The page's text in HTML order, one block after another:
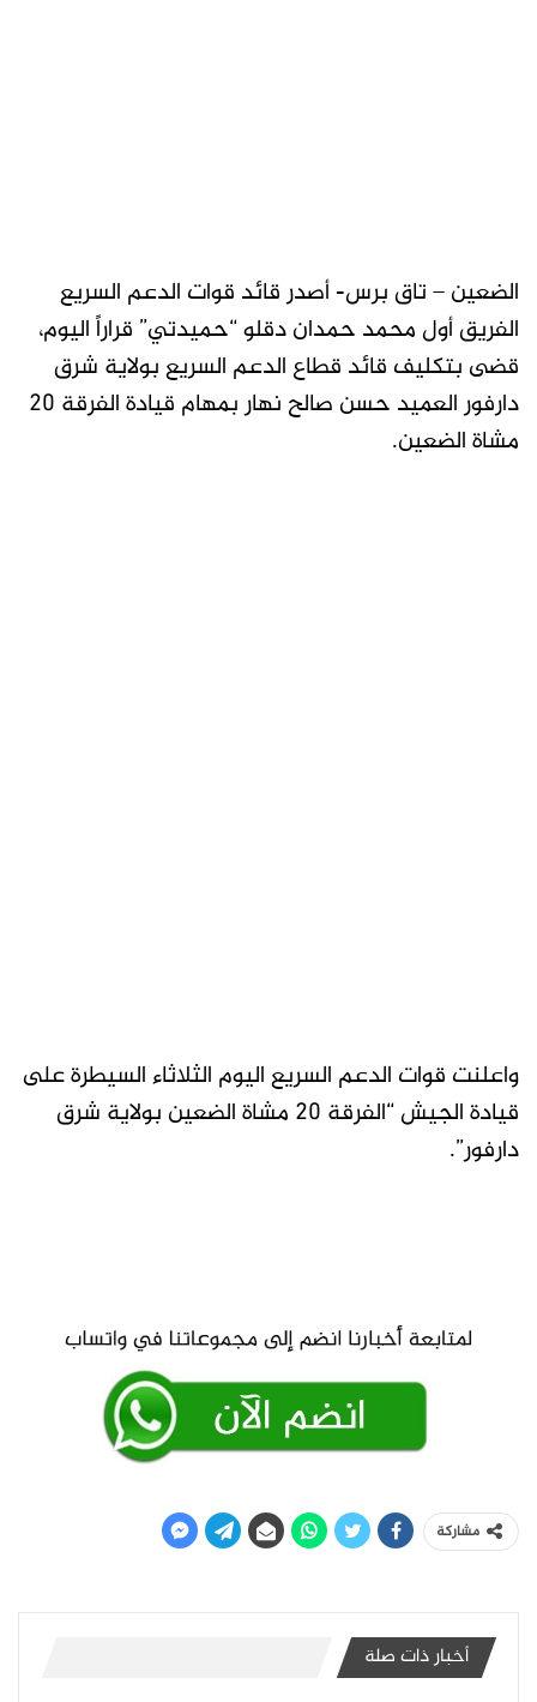
الضعين – تاق برس- أصدر قائد قوات الدعم السريع
الفريق أول محمد حمدان دقلو “حميدتي” قراراً اليوم،
قضى بتكليف قائد قطاع الدعم السريع بولاية شرق
دارفور العميد حسن صالح نهار بمهام قيادة الفرقة 20
مشاة الضعين.
واعلنت قوات الدعم السريع اليوم الثلاثاء السيطرة على
قيادة الجيش “الفرقة 20 مشاة الضعين بولاية شرق
دارفور”.
مشاركة
أخبار ذات صلة